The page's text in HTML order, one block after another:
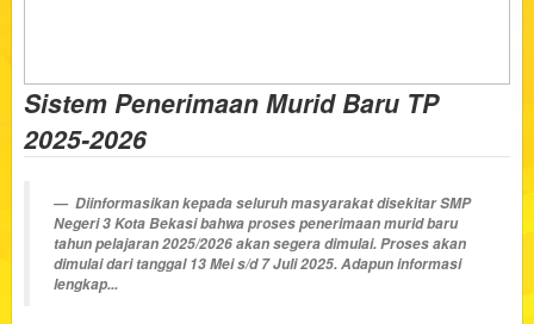
Sistem Penerimaan Murid Baru TP
2025-2026
Diinformasikan kepada seluruh masyarakat disekitar SMP
Negeri 3 Kota Bekasi bahwa proses penerimaan murid baru
tahun pelajaran 2025/2026 akan segera dimulai. Proses akan
dimulai dari tanggal13 Mei s/d 7 Juli 2025. Adapun informasi
lengkap...